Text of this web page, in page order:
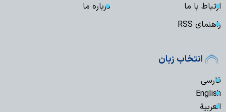
ارتباط با ما
درباره ما
راهنمای RSS
انتخاب زبان
فارسی
English
العربیة